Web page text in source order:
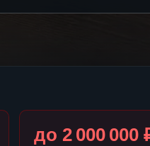
до 2 000 000